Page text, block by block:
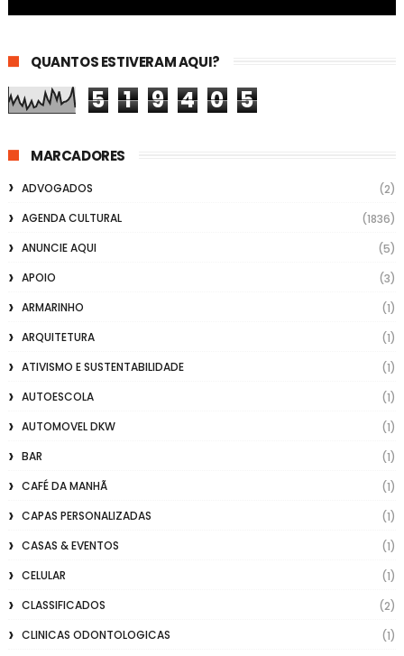
QUANTOS ESTIVERAM AQUI?
5 1 9 4 0 5
MARCADORES
ADVOGADOS
(2)
AGENDA CULTURAL
(1836)
ANUNCIE AQUI
(5)
APOIO
(3)
ARMARINHO
(1)
ARQUITETURA
(1)
ATIVISMO E SUSTENTABILIDADE
(1)
AUTOESCOLA
(1)
AUTOMOVEL DKW
(1)
BAR
(1)
CAFÉ DA MANHÃ
(1)
CAPAS PERSONALIZADAS
(1)
CASAS & EVENTOS
(1)
CELULAR
(1)
CLASSIFICADOS
(2)
CLINICAS ODONTOLOGICAS
(1)